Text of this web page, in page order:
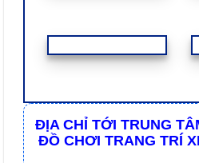
ĐỊA CHỈ TỚI TRUNG
ĐỒ CHƠI TRANG TRÍ